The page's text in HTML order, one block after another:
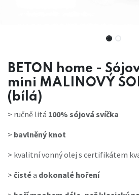
BETON home -
mini MALINOVÝ
(bílá)
> ručně litá 100% sójová svíčka
> bavlněný knot
> kvalitní vonný olej s certifikátem
> čistéa dokonalé hoření